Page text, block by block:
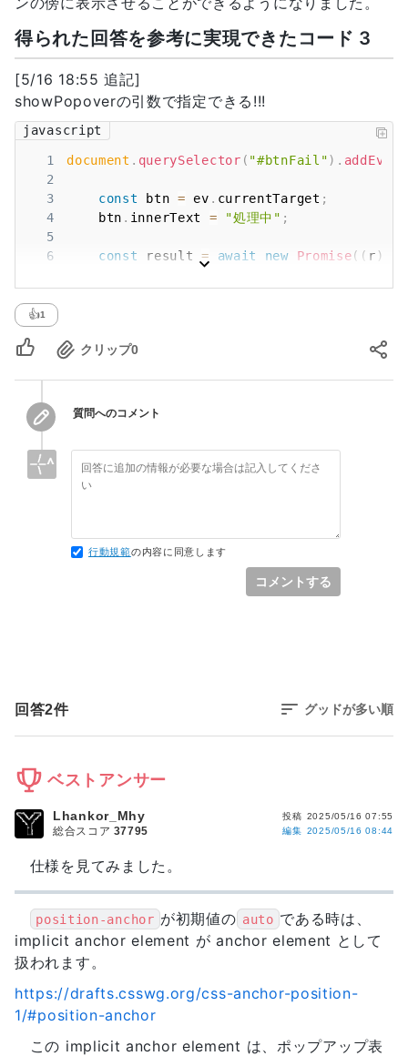
10
    btn
.style.anchorName = anchorName;
12
    pop
.showPopover();
13
});
得られた回答を参考に実現できたコード 3
[5/16 18:55 追記]
showPopoverの引数で指定できる!!!
javascript
1 document . querySelector ( "#btnFail") .
2
3
const btn = ev . currentTarget ;
4
    btn
. innerText = "処理中" ;
5
6
const result = await new Promise( ( r )
8
    pop
.showPopover({ source: btn });
👍1
クリップ0
質問へのコメント
行動規範の内容に同意します
コメントする
回答2件 グッドが多い順
ベストアンサー
仕様を見てみました。
position-anchor が初期値の auto である時は、
implicit anchor element が anchor element として
扱われます。
https://drafts.csswg.org/css-anchor-position-
1/#position-anchor
この implicit anchor element は、ポップアップ表
投稿 2025/05/16 07:55
編集 2025/05/16 08:44
Lhankor_Mhy
総合スコア 37795